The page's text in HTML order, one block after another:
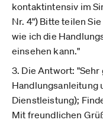
kontaktintensiv im
Nr. 4") Bitte teilen
wie ich die
einsehen kann."
3. Die Antwort:
Handlungsanleitung
Dienstleistung);
Mit freundlichen